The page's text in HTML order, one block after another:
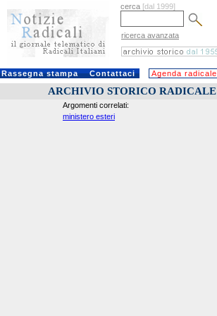
cerca [dal 1999]
ricerca avanzata
Rassegna stampa Contattaci Agenda radicale
ARCHIVIO STORICO RADICALE
Argomenti correlati:
ministero esteri